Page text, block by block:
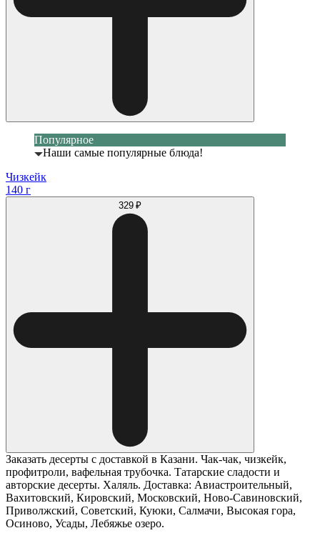
Популярное
Наши самые популярные блюда!
Чизкейк
140 г
329 ₽
Заказать десерты с доставкой в Казани. Чак-чак, чизкейк,
профитроли, вафельная трубочка. Татарские сладости и
авторские десерты. Халяль. Доставка: Авиастроительный,
Вахитовский, Кировский, Московский, Ново-Савиновский,
Приволжский, Советский, Куюки, Салмачи, Высокая гора,
Осиново, Усады, Лебяжье озеро.